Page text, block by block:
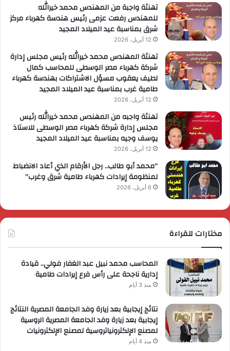
تهنئة واجبة من المهندس محمد خيرالله
للمهندس رفعت عزمى رئيس هندسة كهرباء مركز
شرق بمناسبة عيد الميلاد المجيد
12 أبريل، 2026
تهنئة المهندس محمد خيرالله رئيس مجلس إدارة
شركة كهرباء مصر الوسطى للمحاسب كمال
لطيف يعقوب مسؤل الاشتراكات بهندسة كهرباء
طامية غرب بمناسبة عيد الميلاد المجيد
12 أبريل، 2026
تهنئة واجبه من المهندس محمد خيرالله رئيس
مجلس إدارة شركة كهرباء مصر الوسطى للاستاذ
يوسف وجيه بمناسبة عيد الميلاد المجيد
12 أبريل، 2026
“محمد أبو طالب.. رجل الأرقام الذي أعاد الانضباط
لمنظومة إيرادات كهرباء طامية شرق وغرب”
6 أبريل، 2026
مختارات للقراءة
المحاسب محمد نبيل عبد الغفار فولي.. قيادة
إدارية ناجحة على رأس فرع إيرادات طامية
منذ 3 أيام
نتائج إيجابية بعد زيارة وفد الجامعة المصرية النتائج
إيجابية بعد زيارة وفد الجامعة المصرية الروسية
لمصنع الإلكترونياتروسية لمصنع الإلكترونيات
منذ 4 أيام